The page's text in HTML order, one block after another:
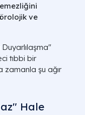
ve
tıbbi bir
zamanla şu ağır
Hale